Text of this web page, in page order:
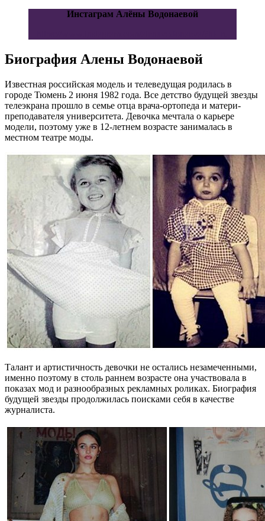
Инстаграм Алёны Водонаевой
Биография Алены Водонаевой
Известная российская модель и телеведущая родилась в
городе Тюмень 2 июня 1982 года. Все детство будущей звезды
телеэкрана прошло в семье отца врача-ортопеда и матери-
преподавателя университета. Девочка мечтала о карьере
модели, поэтому уже в 12-летнем возрасте занималась в
местном театре моды.
Талант и артистичность девочки не остались незамеченными,
именно поэтому в столь раннем возрасте она участвовала в
показах мод и разнообразных рекламных роликах. Биография
будущей звезды продолжилась поисками себя в качестве
журналиста.